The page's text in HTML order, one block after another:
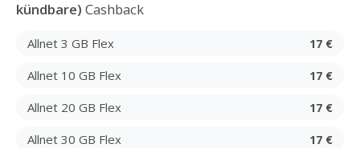
kündbare) Cashback
Allnet 3 GB Flex 17 €
Allnet 10 GB Flex 17 €
Allnet 20 GB Flex 17 €
Allnet 30 GB Flex 17 €